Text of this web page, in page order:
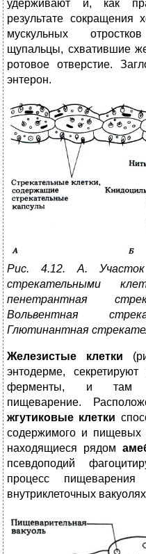
удерживают и, как
результате сокращения
мускульных
щупальцы, схватившие
ротовое отверстие.
энтерон.
Рис. 4.12. А.
стрекательными
пенетрантная
Вольвентная
Глютинантная
Железистые клетки
энтодерме,
ферменты, и там
пищеварение.
жгутиковые клетки
содержимого и пищевых
находящиеся рядом
псевдоподий
процесс
внутриклеточных